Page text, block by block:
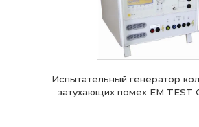
Испытательный генератор
затухающих помех EM TEST